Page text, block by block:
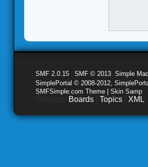
SMF 2.0.15 SMF © 2013 Simple
SimplePortal © 2008-2012,
SMFSimple.com Theme | Skin Samp
Boards Topics XML